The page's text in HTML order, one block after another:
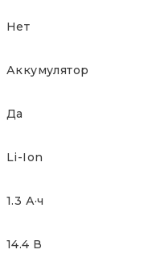
Нет
Аккумулятор
Да
Li-Ion
1.3 А·ч
14.4 В